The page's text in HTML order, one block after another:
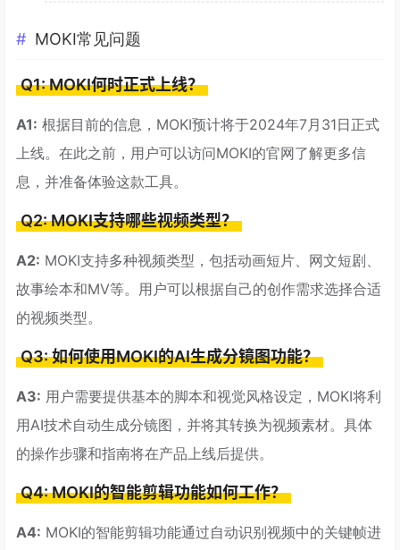
MOKI常见问题
Q1: MOKI何时正式上线？
A1: 根据目前的信息，MOKI预计将于2024年7月31日正式
上线。在此之前，用户可以访问MOKI的官网了解更多信
息，并准备体验这款工具。
Q2: MOKI支持哪些视频类型？
A2: MOKI支持多种视频类型，包括动画短片、网文短剧、
故事绘本和MV等。用户可以根据自己的创作需求选择合适
的视频类型。
Q3: 如何使用MOKI的AI生成分镜图功能？
A3: 用户需要提供基本的脚本和视觉风格设定，MOKI将利
用AI技术自动生成分镜图，并将其转换为视频素材。具体
的操作步骤和指南将在产品上线后提供。
Q4: MOKI的智能剪辑功能如何工作？
A4: MOKI的智能剪辑功能通过自动识别视频中的关键帧进